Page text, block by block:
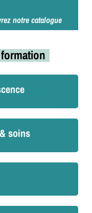
notre catalogue
soins